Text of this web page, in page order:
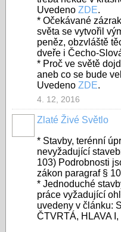
Uvedeno ZDE.
* Očekávané
světa se vytvořil
peněz, obzvláště
dveře i Čecho-
* Proč ve světě
aneb co se bude
Uvedeno ZDE.
4. 12, 2016
Zlaté Živé Světlo
* Stavby, terénní
nevyžadující
103) Podrobnosti
zákon paragraf §
* Jednoduché
práce vyžadující
uvedeny v článku:
ČTVRTÁ, HLAVA